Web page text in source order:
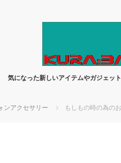
気になった新しいアイテムやガジェッ
ンアクセサリー もしもの時の為の